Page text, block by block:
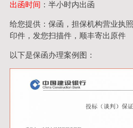
出函时间 ：半小时内出函
给您提供：保函，担保机构营业执
印件，发您扫描件，顺丰寄出原件
以下是保函办理案例图：